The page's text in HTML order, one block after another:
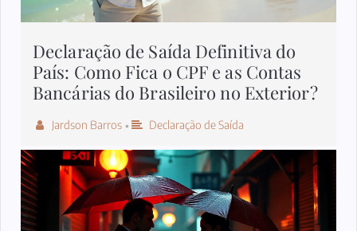
Declaração de Saída Definitiva do
País: Como Fica o CPF e as Contas
Bancárias do Brasileiro no Exterior?
Jardson Barros • Declaração de Saída